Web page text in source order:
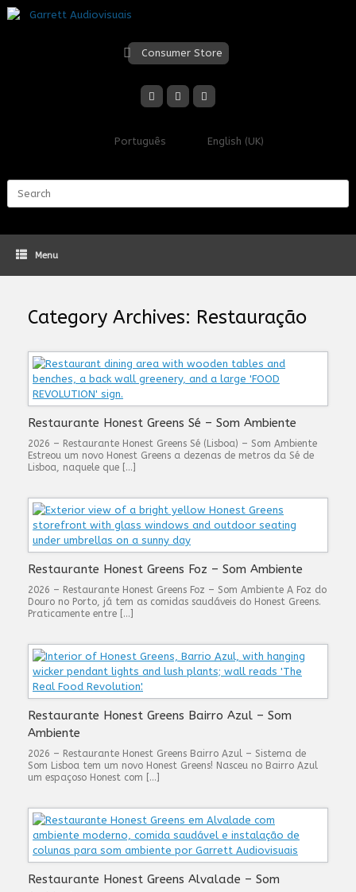
Skip
to
Consumer Store
Português English (UK)
Menu
Category Archives: Restauração
Restaurante Honest Greens Sé – Som Ambiente
2026 – Restaurante Honest Greens Sé (Lisboa) – Som Ambiente
Estreou um novo Honest Greens a dezenas de metros da Sé de
Lisboa, naquele que […]
Restaurante Honest Greens Foz – Som Ambiente
2026 – Restaurante Honest Greens Foz – Som Ambiente A Foz do
Douro no Porto, já tem as comidas saudáveis do Honest Greens.
Praticamente entre […]
Restaurante Honest Greens Bairro Azul – Som
Ambiente
2026 – Restaurante Honest Greens Bairro Azul – Sistema de
Som Lisboa tem um novo Honest Greens! Nasceu no Bairro Azul
um espaçoso Honest com […]
Restaurante Honest Greens Alvalade – Som